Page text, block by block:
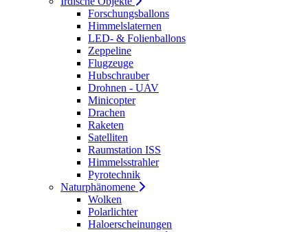
Forschungsballons
Himmelslaternen
LED- & Folienballons
Zeppeline
Flugzeuge
Hubschrauber
Drohnen - UAV
Minicopter
Drachen
Raketen
Satelliten
Raumstation ISS
Himmelsstrahler
Pyrotechnik
Naturphänomene
Wolken
Polarlichter
Haloerscheinungen